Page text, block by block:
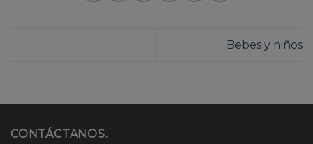
Bebes y niños
CONTÁCTANOS.